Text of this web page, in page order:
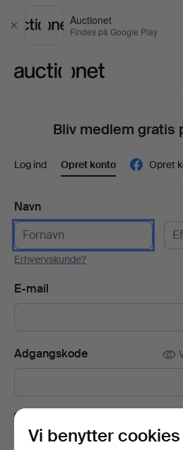
Luk
Auctionet
Findes på Google Play
Bliv medlem gratis
Log ind Opret konto Opret
Navn
Erhvervskunde?
E-mail
Adgangskode
Her kan du blandt andet se
Vi benytter cookies